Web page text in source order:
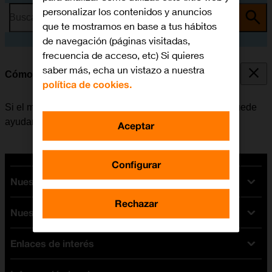
Busca por problema o tema
Cómo reiniciar el móvil
Si el móvil funciona muy lentamente o no responde, puede
ayudar el reiniciarlo.
Nuestras tarifas
Tarifas Orange
Tarifas fibra y móvil
Tarifas móviles
Tarifas internet y fibra
Nuestros dispositivos
Ofertas en móviles
iPhone
Enlaces de interés
personalizar los contenidos y anuncios
que te mostramos en base a tus hábitos
de navegación (páginas visitadas,
frecuencia de acceso, etc) Si quieres
saber más, echa un vistazo a nuestra
política de cookies.
Configurar
Rechazar
Aceptar